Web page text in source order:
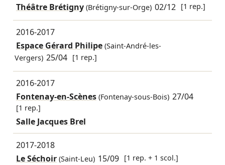
Théâtre Brétigny(Brétigny-sur-Orge) 02/12 [1 rep.]
2016-2017
Espace Gérard Philipe(Saint-André-les-
Vergers) 25/04 [1 rep.]
2016-2017
Fontenay-en-Scènes(Fontenay-sous-Bois) 27/04
[1 rep.]
Salle Jacques Brel
2017-2018
Le Séchoir(Saint-Leu) 15/09 [1 rep. + 1 scol.]